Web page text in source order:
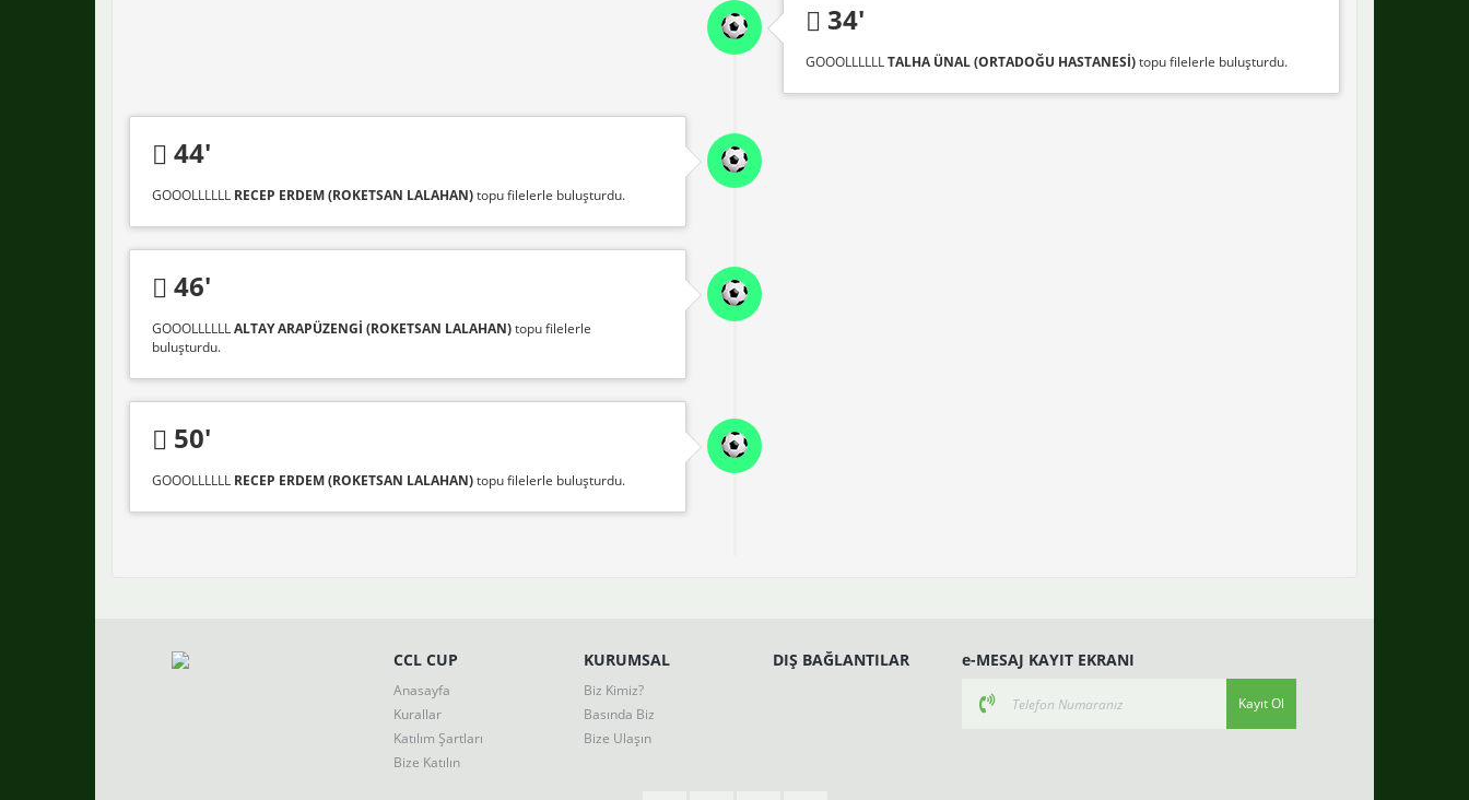
34'
GOOOLLLLLLTALHA ÜNAL (ORTADOĞU HASTANESİ)topu filelerle buluşturdu.
44'
GOOOLLLLLL RECEP ERDEM (ROKETSAN LALAHAN)topu filelerle buluşturdu.
46'
GOOOLLLLLLALTAY ARAPÜZENGİ (ROKETSAN LALAHAN)topu filelerle
buluşturdu.
50'
GOOOLLLLLL RECEP ERDEM (ROKETSAN LALAHAN)topu filelerle buluşturdu.
CCL CUP
Anasayfa
Kurallar
Katılım Şartları
Bize Katılın
KURUMSAL
Biz Kimiz?
Basında Biz
Bize Ulaşın
DIŞ BAĞLANTILAR e-MESAJ KAYIT EKRANI
Kayıt Ol